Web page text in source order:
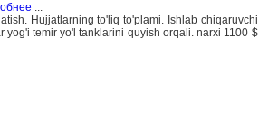
...
Hujjatlarning to'liq to'plami. Ishlab chiqaruvchi
temir yo'l tanklarini quyish orqali. narxi 1100 $